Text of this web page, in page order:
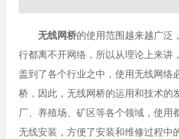
无线网桥的使用范围越来越广泛
行都离不开网络，所以从理论上来讲
盖到了各个行业之中，使用无线网络
桥，因此，无线网桥的运用和技术的
厂、养殖场、矿区等各个领域，使用
无线安装，方便了安装和维修过程中